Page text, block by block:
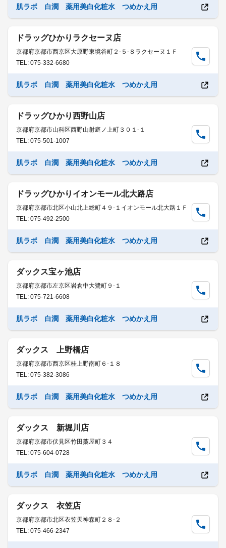
肌ラボ 白潤 薬用美白化粧水 つめかえ用
ドラッグひかりラクセーヌ店
京都府京都市西京区大原野東境谷町２-５-８ラクセーヌ１Ｆ
TEL: 075-332-6680
肌ラボ 白潤 薬用美白化粧水 つめかえ用
ドラッグひかり西野山店
京都府京都市山科区西野山射庭ノ上町３０１-１
TEL: 075-501-1007
肌ラボ 白潤 薬用美白化粧水 つめかえ用
ドラッグひかりイオンモール北大路店
京都府京都市北区小山北上総町４９-１イオンモール北大路１Ｆ
TEL: 075-492-2500
肌ラボ 白潤 薬用美白化粧水 つめかえ用
ダックス宝ヶ池店
京都府京都市左京区岩倉中大鷺町９-１
TEL: 075-721-6608
肌ラボ 白潤 薬用美白化粧水 つめかえ用
ダックス 上野橋店
京都府京都市西京区桂上野南町６-１８
TEL: 075-382-3086
肌ラボ 白潤 薬用美白化粧水 つめかえ用
ダックス 新堀川店
京都府京都市伏見区竹田藁屋町３４
TEL: 075-604-0728
肌ラボ 白潤 薬用美白化粧水 つめかえ用
ダックス 衣笠店
京都府京都市北区衣笠天神森町２８-２
TEL: 075-466-2347